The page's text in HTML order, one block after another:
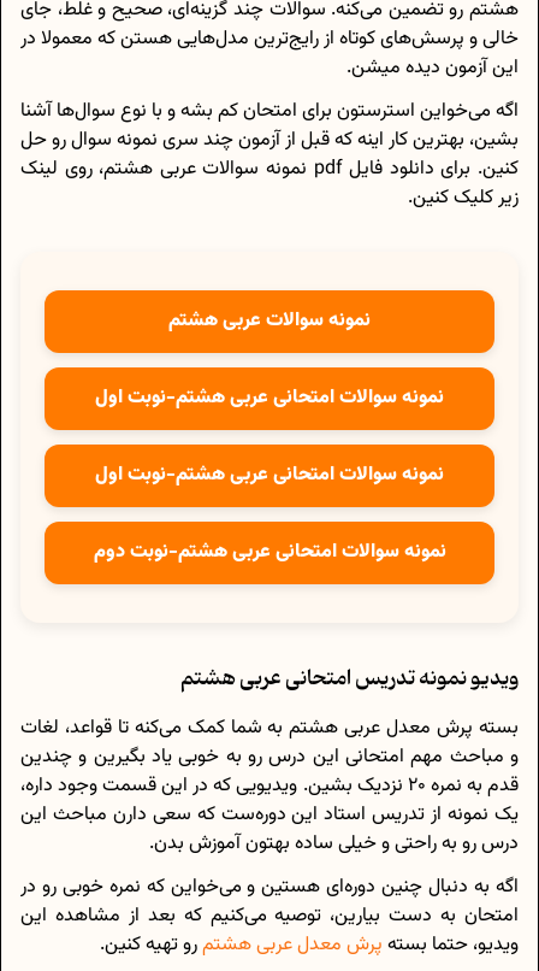
هشتم رو تضمین می‌کنه. سوالات چند گزینه‌ای، صحیح و غلط، جای
خالی و پرسش‌های کوتاه از رایج‌ترین مدل‌هایی هستن که معمولا در
این آزمون دیده میشن.
اگه می‌خواین استرستون برای امتحان کم بشه و با نوع سوال‌ها آشنا
بشین، بهترین کار اینه که قبل از آزمون چند سری نمونه سوال رو حل
کنین. برای دانلود فایل pdf نمونه سوالات عربی هشتم، روی لینک
زیر کلیک کنین.
نمونه سوالات عربی هشتم
نمونه سوالات امتحانی عربی هشتم-نوبت اول
نمونه سوالات امتحانی عربی هشتم-نوبت اول
نمونه سوالات امتحانی عربی هشتم-نوبت دوم
ویدیو نمونه تدریس امتحانی عربی هشتم
بسته پرش معدل عربی هشتم به شما کمک می‌کنه تا قواعد، لغات
و مباحث مهم امتحانی این درس رو به خوبی یاد بگیرین و چندین
قدم به نمره 20 نزدیک بشین. ویدیویی که در این قسمت وجود داره،
یک نمونه از تدریس استاد این دوره‌ست که سعی دارن مباحث این
درس رو به راحتی و خیلی ساده بهتون آموزش بدن.
اگه به دنبال چنین دوره‌ای هستین و می‌خواین که نمره خوبی رو در
امتحان به دست بیارین، توصیه می‌کنیم که بعد از مشاهده این
ویدیو، حتما بسته پرش معدل عربی هشتمرو تهیه کنین.